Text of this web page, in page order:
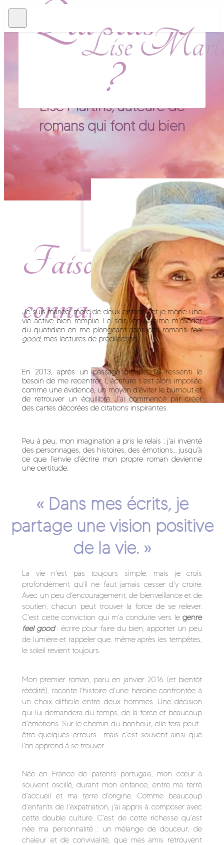
Qui suis-je
?
Lise Martins, auteure de
romans qui font du bien
Faisons
connaissance...
Je suis mariée, mère de deux enfants, et je mène une
vie active bien remplie. Le soir venu, j’aime m’évader
du quotidien en me plongeant dans des romans feel
good, mes lectures de prédilection.
En 2013, après un passage difficile, j’ai ressenti le
besoin de me recentrer. L’écriture s’est alors imposée
comme une évidence, un moyen d’éviter le burnout et
de retrouver un équilibre. J’ai commencé par créer
des cartes décorées de citations inspirantes.
Peu à peu, mon imagination a pris le relais : j’ai inventé
des personnages, des histoires, des émotions… jusqu’à
ce que l’envie d’écrire mon propre roman devienne
une certitude.
« Dans mes écrits, je
partage une vision positive
de la vie. »
La vie n’est pas toujours simple, mais je crois
profondément qu’il ne faut jamais cesser d’y croire.
Avec un peu d’encouragement, de bienveillance et de
soutien, chacun peut trouver la force de se relever.
C’est cette conviction qui m’a conduite vers le genre
feel good: écrire pour faire du bien, apporter un peu
de lumière et rappeler que, même après les tempêtes,
le soleil revient toujours.
Mon premier roman, paru en janvier 2016 (et bientôt
réédité), raconte l’histoire d’une héroïne confrontée à
un choix difficile entre deux hommes. Une décision
qui lui demandera du temps, de la force et beaucoup
d’émotions. Sur le chemin du bonheur, elle fera peut-
être quelques erreurs… mais c’est souvent ainsi que
l’on apprend à se trouver.
Née en France de parents portugais, mon cœur a
souvent oscillé, durant mon enfance, entre ma terre
d’accueil et ma terre d’origine. Comme beaucoup
d’enfants de l’expatriation, j’ai appris à composer avec
cette double culture. C’est de cette richesse qu’est
née ma personnalité : un mélange de douceur, de
chaleur et de convivialité, que mes amis retrouvent